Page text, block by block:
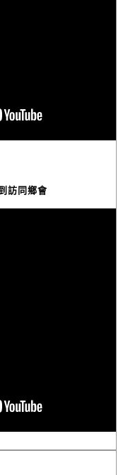
訪同鄉會